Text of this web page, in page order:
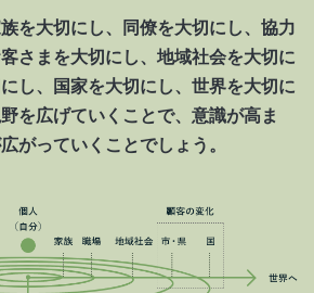
を大切にし、同僚を大切にし、協力
さまを大切にし、地域社会を大切に
し、国家を大切にし、世界を大切に
を広げていくことで、意識が高ま
がっていくことでしょう。